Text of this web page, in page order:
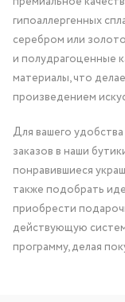
гипоаллергенных
серебром или
и полудрагоценные
материалы, что
произведением
Для вашего
заказов в наши
понравившиеся
также подобрать
приобрести
действующую
программу, делая